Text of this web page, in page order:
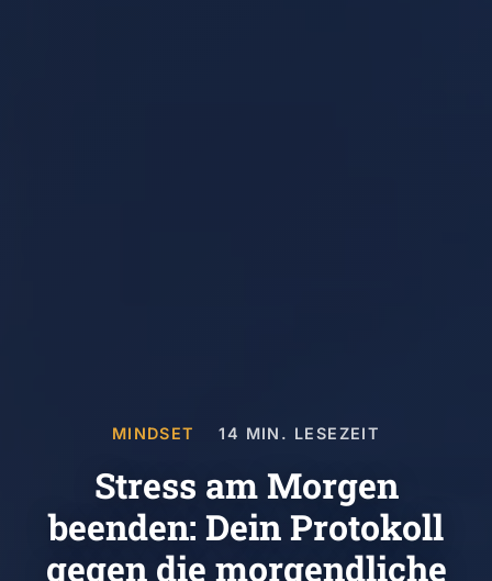
MINDSET 14 MIN. LESEZEIT
Stress am Morgen
beenden: Dein Protokoll
gegen die morgendliche